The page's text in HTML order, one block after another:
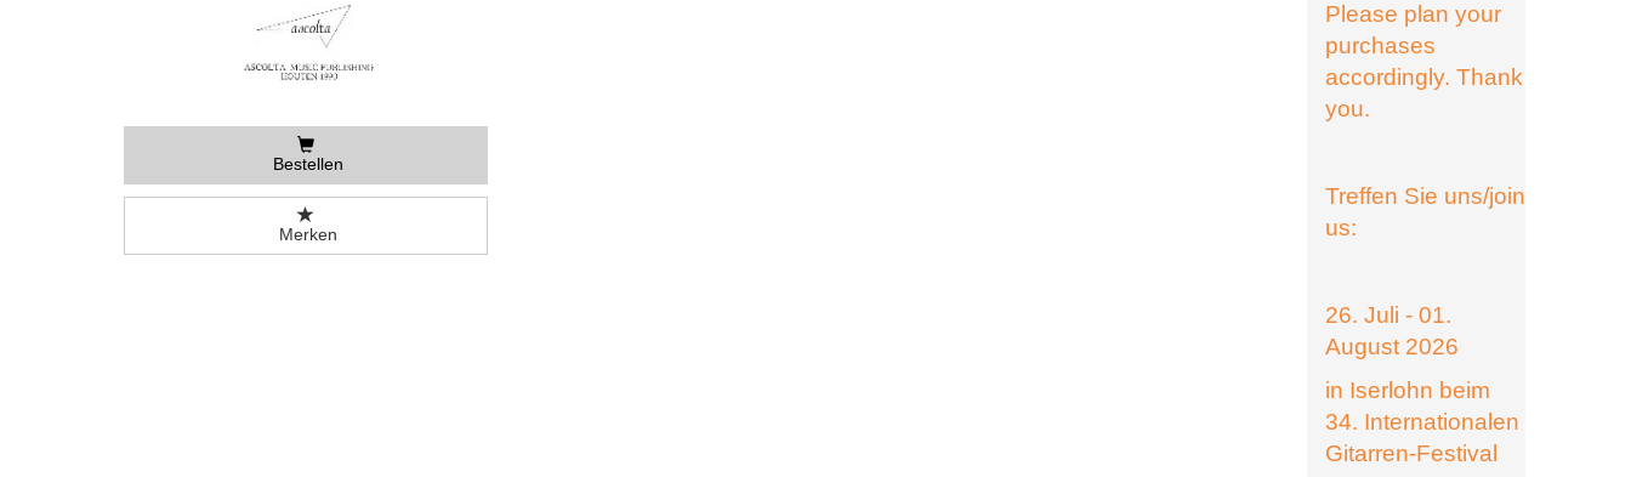
Bestellen
Merken
Please plan your
purchases
accordingly. Thank
you.
Treffen Sie uns/join
us:
26. Juli - 01.
August 2026
in Iserlohn beim
34. Internationalen
Gitarren-Festival